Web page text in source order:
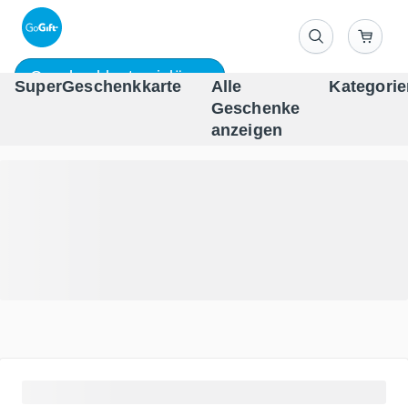
Geschenkkarte einlösen
SuperGeschenkkarte
Alle
Geschenke
anzeigen